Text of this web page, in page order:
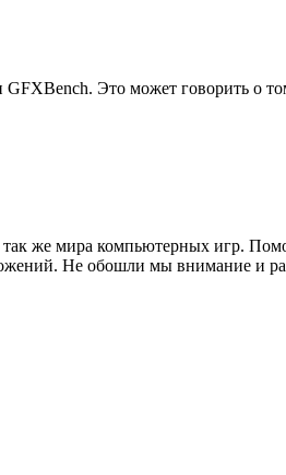
Это может говорить о
же мира компьютерных игр.
Не обошли мы внимание и